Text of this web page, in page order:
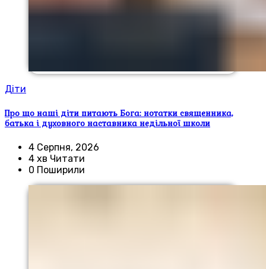
Діти
Про що наші діти питають Бога: нотатки священника,
батька і духовного наставника недільної школи
4 Серпня, 2026
4 хв Читати
0 Поширили